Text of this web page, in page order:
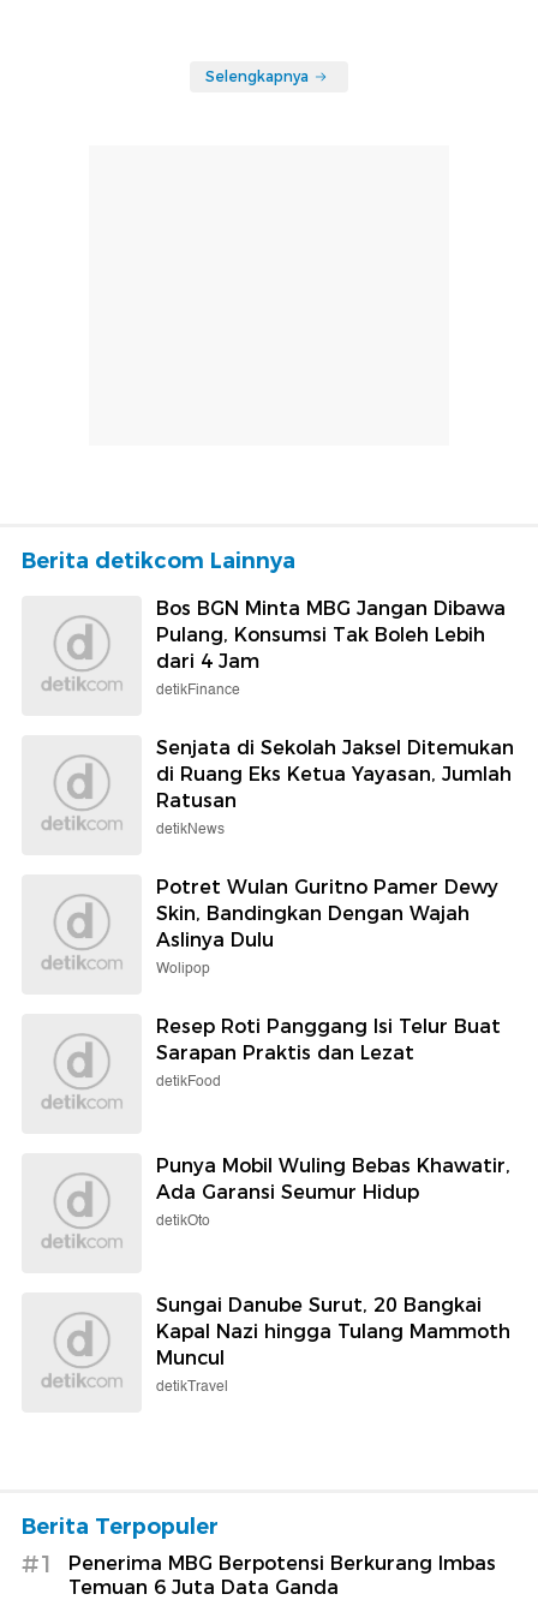
Selengkapnya
Berita detikcom Lainnya
Bos BGN Minta MBG Jangan Dibawa
Pulang, Konsumsi Tak Boleh Lebih
dari 4 Jam
detikFinance
Senjata di Sekolah Jaksel Ditemukan
di Ruang Eks Ketua Yayasan, Jumlah
Ratusan
detikNews
Potret Wulan Guritno Pamer Dewy
Skin, Bandingkan Dengan Wajah
Aslinya Dulu
Wolipop
Resep Roti Panggang Isi Telur Buat
Sarapan Praktis dan Lezat
detikFood
Punya Mobil Wuling Bebas Khawatir,
Ada Garansi Seumur Hidup
detikOto
Sungai Danube Surut, 20 Bangkai
Kapal Nazi hingga Tulang Mammoth
Muncul
detikTravel
Berita Terpopuler
#1
Penerima MBG Berpotensi Berkurang Imbas
Temuan 6 Juta Data Ganda